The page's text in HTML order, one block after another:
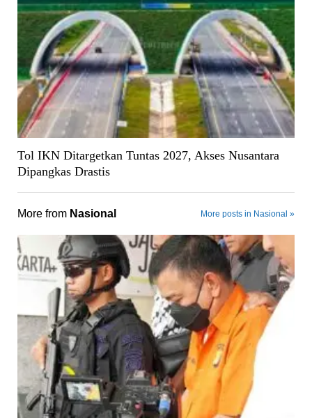
Tol IKN Ditargetkan Tuntas 2027, Akses Nusantara
Dipangkas Drastis
More from Nasional More posts in Nasional »